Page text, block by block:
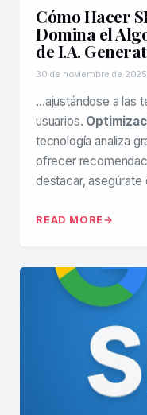
Cómo Hacer
Domina el
de I.A.
30 de noviembre de 2025
…ajustándose a las
usuarios.
tecnología analiza
ofrecer
destacar,
READ MORE